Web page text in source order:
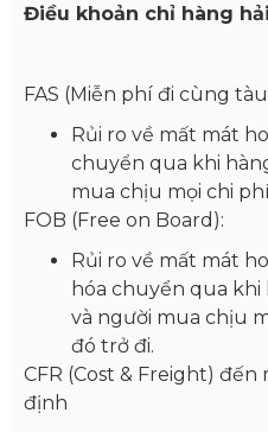
Điều khoản chỉ hàng hải
FAS (Miễn phí đi cùng
Rủi ro về mất mát
chuyển qua khi
mua chịu mọi chi
FOB (Free on Board):
Rủi ro về mất mát
hóa chuyển qua
và người mua chịu
đó trở đi.
CFR (Cost & Freight)
định